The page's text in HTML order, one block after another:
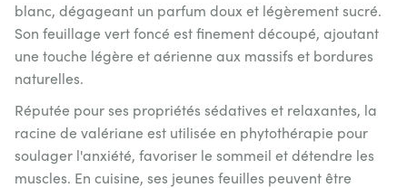
blanc, dégageant un parfum doux et légèrement sucré.
Son feuillage vert foncé est finement découpé, ajoutant
une touche légère et aérienne aux massifs et bordures
naturelles.
Réputée pour ses propriétés sédatives et relaxantes, la
racine de valériane est utilisée en phytothérapie pour
soulager l'anxiété, favoriser le sommeil et détendre les
muscles. En cuisine, ses jeunes feuilles peuvent être